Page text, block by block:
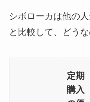
シボローカは他の
と比較して、どう
定期
購入